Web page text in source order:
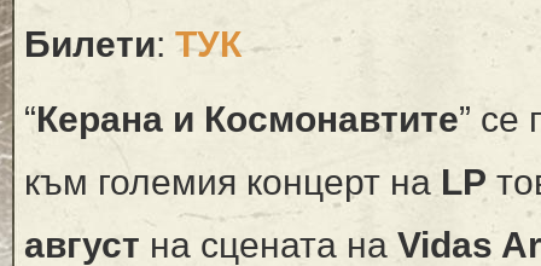
Билети: ТУК
“Керана и Космонавтите” се
към големия концерт на LP
август на сцената на Vidas